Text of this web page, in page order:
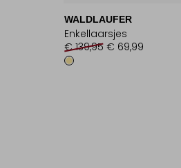
WALDLAUFER
Enkellaarsjes
€ 139,95 € 69,99